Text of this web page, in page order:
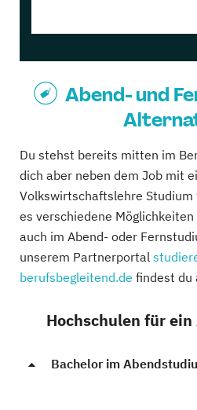
Abend- und
Du stehst bereits mitten im
dich aber neben dem Job mit
Volkswirtschaftslehre
es verschiedene
auch im Abend- oder
unserem Partnerportal
berufsbegleitend.de findest du
Hochschulen für
Bachelor im